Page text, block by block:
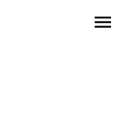
menu